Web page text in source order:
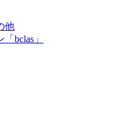
他
bclas」